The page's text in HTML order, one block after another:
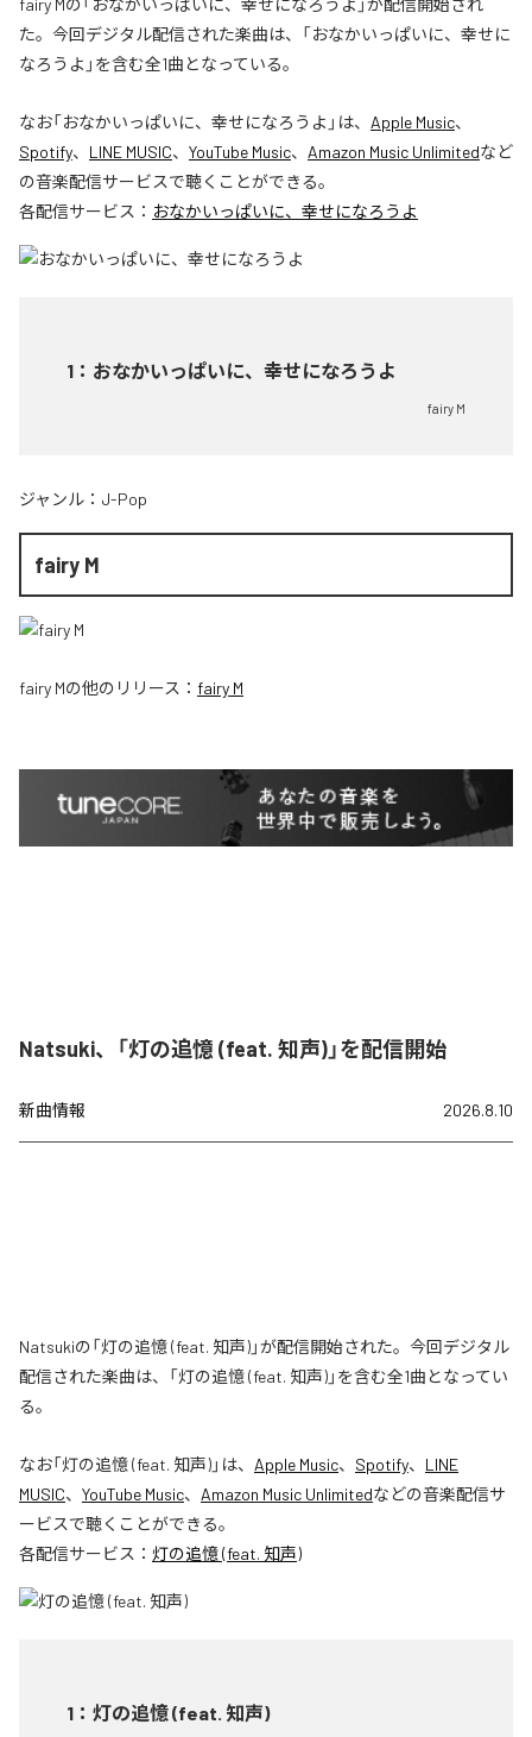
た。今回デジタル配信された楽曲は、「おなかいっぱいに、幸せに
なろうよ」を含む全1曲となっている。
なお「おなかいっぱいに、幸せになろうよ 」は、 Apple Music、
Spotify、 LINE MUSIC、 YouTube Music、 Amazon Music Unlimitedなど
の音楽配信サービスで聴くことができる。
各配信サービス： おなかいっぱいに、幸せになろうよ
1 ： おなかいっぱいに、幸せになろうよ
fairy M
ジャンル： J-Pop
fairy M
fairy Mの他のリリース： fairy M
Natsuki、「灯の追憶 (feat. 知声)」を配信開始
新曲情報 2026.8.10
Natsukiの「灯の追憶 (feat. 知声)」が配信開始された。今回デジタル
配信された楽曲は、「灯の追憶 (feat. 知声)」を含む全1曲となってい
る。
なお「灯の追憶 (feat. 知声)」は、 Apple Music、 Spotify、 LINE
MUSIC、 YouTube Music、 Amazon Music Unlimitedなどの音楽配信サ
ービスで聴くことができる。
各配信サービス： 灯の追憶 (feat. 知声)
1 ： 灯の追憶 (feat. 知声)